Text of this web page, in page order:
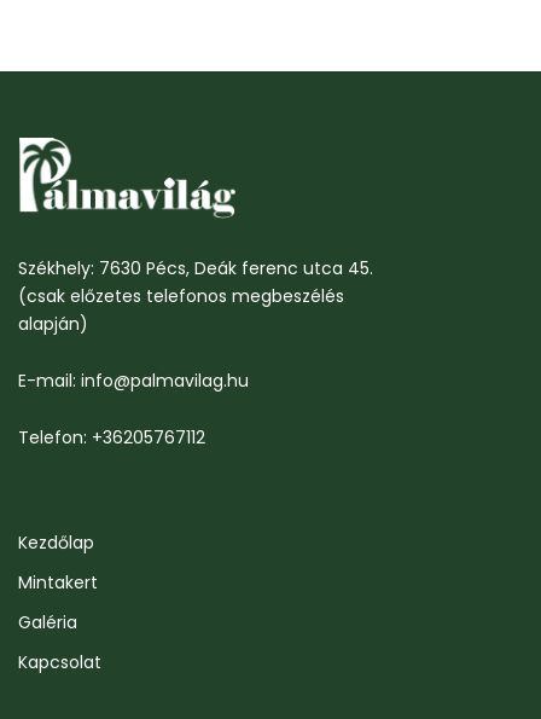
Székhely: 7630 Pécs, Deák ferenc utca 45.
(csak előzetes telefonos megbeszélés
alapján)
E-mail: info@palmavilag.hu
Telefon: +36205767112
Kezdőlap
Mintakert
Galéria
Kapcsolat